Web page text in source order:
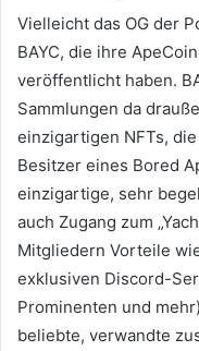
Vielleicht das OG der
BAYC, die ihre
veröffentlicht haben.
Sammlungen da
einzigartigen NFTs,
Besitzer eines Bored
einzigartige, sehr
auch Zugang zum
Mitgliedern Vorteile
exklusiven Discord-
Prominenten und
beliebte, verwandte